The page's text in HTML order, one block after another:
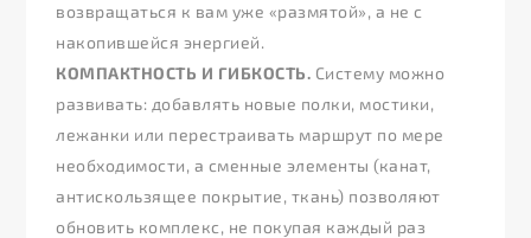
возвращаться к вам уже «размятой», а не с
накопившейся энергией.
КОМПАКТНОСТЬ И ГИБКОСТЬ. Систему можно
развивать: добавлять новые полки, мостики,
лежанки или перестраивать маршрут по мере
необходимости, а сменные элементы (канат,
антискользящее покрытие, ткань) позволяют
обновить комплекс, не покупая каждый раз